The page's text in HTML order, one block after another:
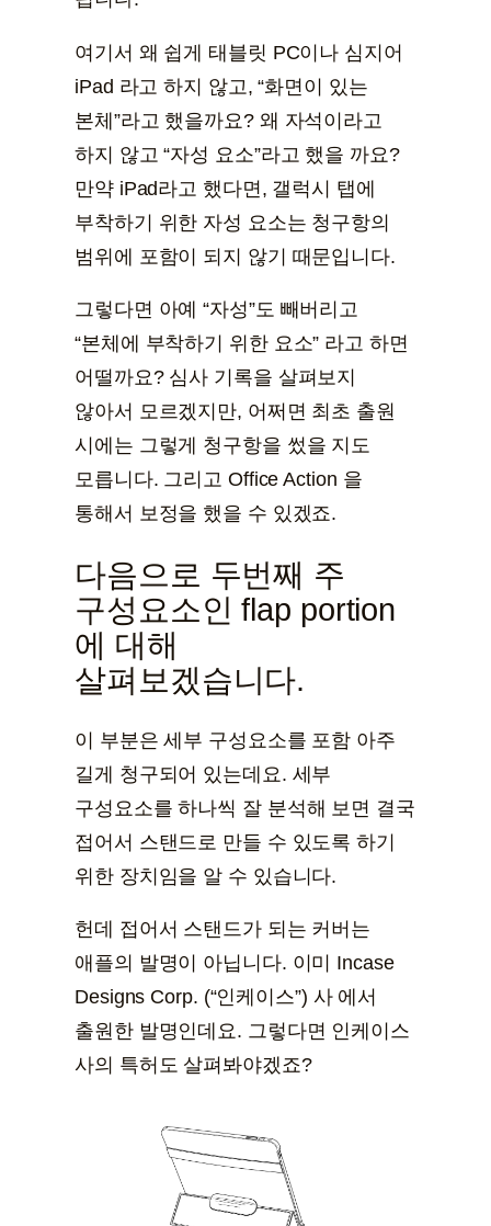
여기서 왜 쉽게 태블릿 PC이나 심지어
iPad 라고 하지 않고, “화면이 있는
본체”라고 했을까요? 왜 자석이라고
하지 않고 “자성 요소”라고 했을 까요?
만약 iPad라고 했다면, 갤럭시 탭에
부착하기 위한 자성 요소는 청구항의
범위에 포함이 되지 않기 때문입니다.
그렇다면 아예 “자성”도 빼버리고
“본체에 부착하기 위한 요소” 라고 하면
어떨까요? 심사 기록을 살펴보지
않아서 모르겠지만, 어쩌면 최초 출원
시에는 그렇게 청구항을 썼을 지도
모릅니다. 그리고 Office Action 을
통해서 보정을 했을 수 있겠죠.
다음으로 두번째 주
구성요소인 flap portion
에 대해
살펴보겠습니다.
이 부분은 세부 구성요소를 포함 아주
길게 청구되어 있는데요. 세부
구성요소를 하나씩 잘 분석해 보면 결국
접어서 스탠드로 만들 수 있도록 하기
위한 장치임을 알 수 있습니다.
헌데 접어서 스탠드가 되는 커버는
애플의 발명이 아닙니다. 이미 Incase
Designs Corp. (“인케이스”) 사 에서
출원한 발명인데요. 그렇다면 인케이스
사의 특허도 살펴봐야겠죠?